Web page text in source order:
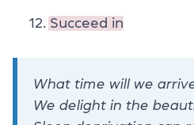
Succeed in
What time will we
We delight in the